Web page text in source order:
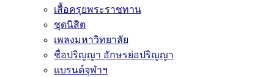
เสื้อครุยพระราชทาน
ชุดนิสิต
เพลงมหาวิทยาลัย
ชื่อปริญญา อักษรย่อปริญญา
แบรนด์จุฬาฯ